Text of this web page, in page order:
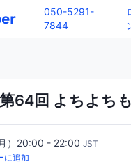
050-5291-
7844
64回 よちよち
）20:00 - 22:00 JST
に追加